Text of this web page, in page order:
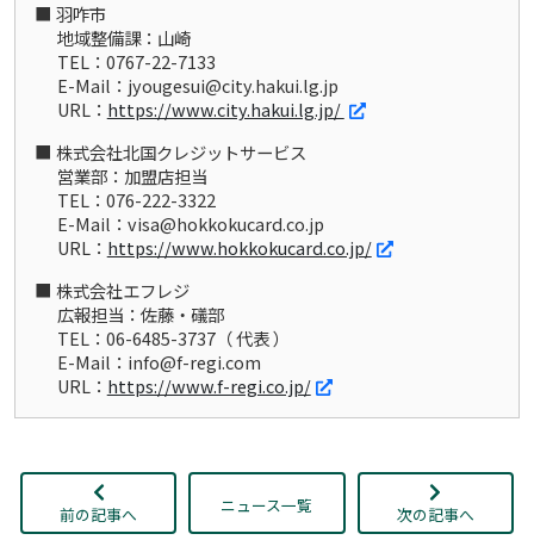
羽咋市
地域整備課：山崎
TEL：0767-22-7133
E-Mail：jyougesui@city.hakui.lg.jp
URL： https://www.city.hakui.lg.jp/
株式会社北国クレジットサービス
営業部：加盟店担当
TEL：076-222-3322
E-Mail：visa@hokkokucard.co.jp
URL： https://www.hokkokucard.co.jp/
株式会社エフレジ
広報担当：佐藤・礒部
TEL：06-6485-3737（ 代表 ）
E-Mail：info@f-regi.com
URL： https://www.f-regi.co.jp/
前の記事へ ニュース一覧 次の記事へ